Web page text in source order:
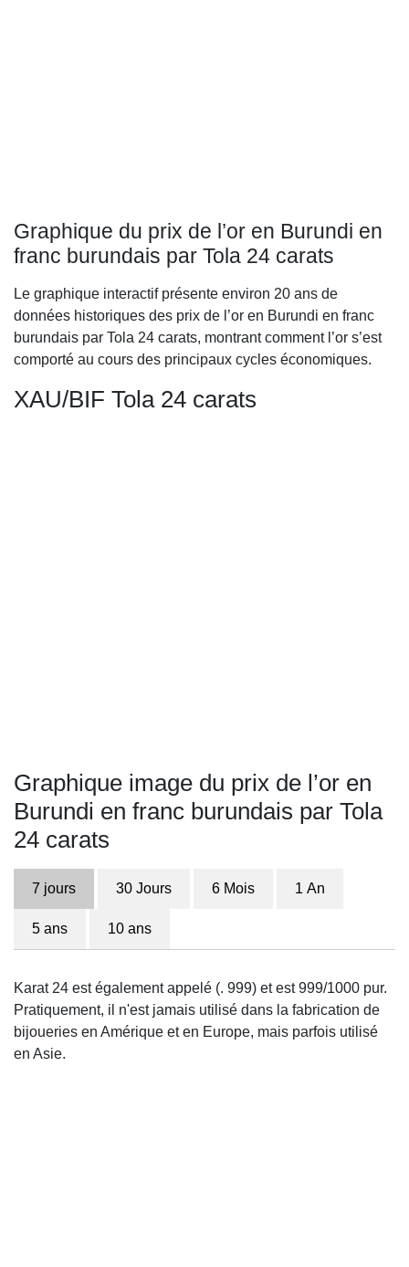
Graphique du prix de l’or en Burundi en
franc burundais par Tola 24 carats
Le graphique interactif présente environ 20 ans de
données historiques des prix de l’or en Burundi en franc
burundais par Tola 24 carats, montrant comment l’or s’est
comporté au cours des principaux cycles économiques.
XAU/BIF Tola 24 carats
Graphique image du prix de l’or en
Burundi en franc burundais par Tola
24 carats
7 jours 30 Jours 6 Mois 1 An
5 ans 10 ans
Karat 24 est également appelé (. 999) et est 999/1000 pur.
Pratiquement, il n'est jamais utilisé dans la fabrication de
bijoueries en Amérique et en Europe, mais parfois utilisé
en Asie.